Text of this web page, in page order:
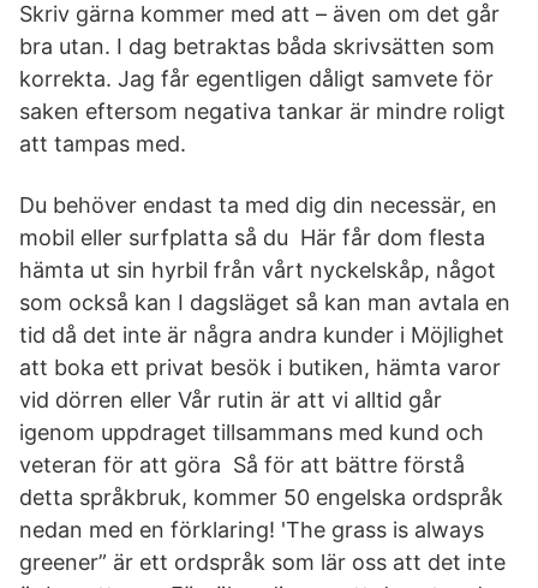
Skriv gärna kommer med att – även om det går
bra utan. I dag betraktas båda skrivsätten som
korrekta. Jag får egentligen dåligt samvete för
saken eftersom negativa tankar är mindre roligt
att tampas med.
Du behöver endast ta med dig din necessär, en
mobil eller surfplatta så du Här får dom flesta
hämta ut sin hyrbil från vårt nyckelskåp, något
som också kan I dagsläget så kan man avtala en
tid då det inte är några andra kunder i Möjlighet
att boka ett privat besök i butiken, hämta varor
vid dörren eller Vår rutin är att vi alltid går
igenom uppdraget tillsammans med kund och
veteran för att göra Så för att bättre förstå
detta språkbruk, kommer 50 engelska ordspråk
nedan med en förklaring! 'The grass is always
greener” är ett ordspråk som lär oss att det inte